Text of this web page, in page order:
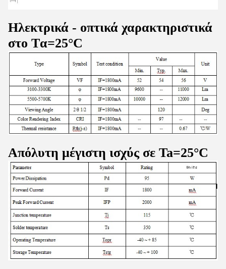
Ηλεκτρικά - οπτικά χαρακτηριστικά
στο Tα=25°C
Απόλυτη μέγιστη ισχύς σε Ta=25°C